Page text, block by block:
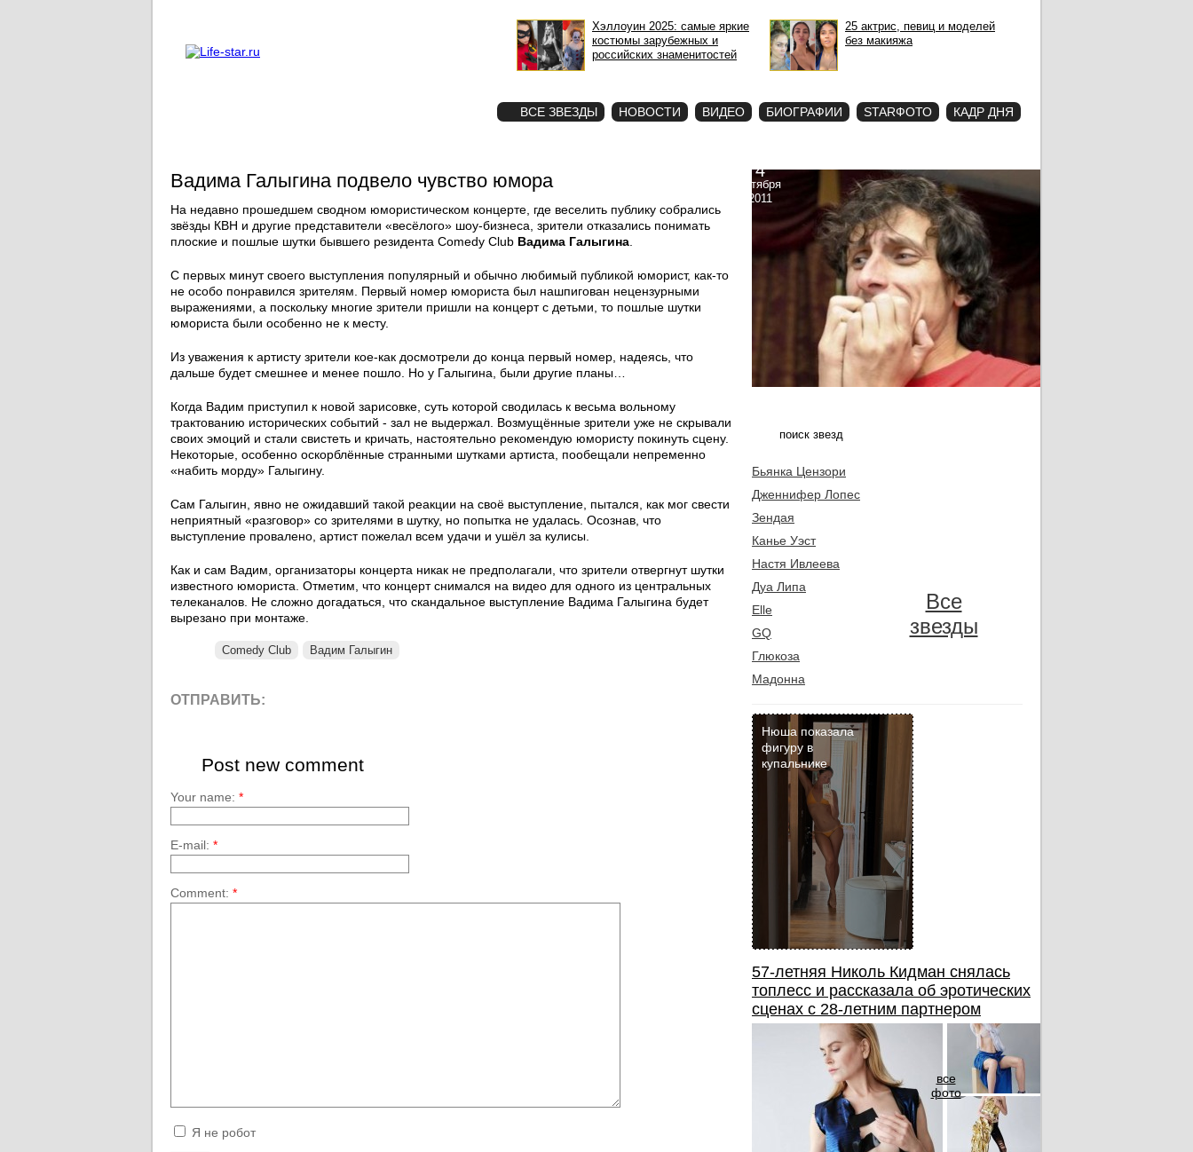
Хэллоуин 2025: самые яркие
костюмы зарубежных и
российских знаменитостей
25 актрис, певиц и моделей
без макияжа
ВСЕ ЗВЕЗДЫ НОВОСТИ ВИДЕО БИОГРАФИИ STARФОТО КАДР ДНЯ
Вадима Галыгина подвело чувство юмора
На недавно прошедшем сводном юмористическом концерте, где веселить публику собрались
звёзды КВН и другие представители «весёлого» шоу-бизнеса, зрители отказались понимать
плоские и пошлые шутки бывшего резидента Comedy Club Вадима Галыгина
С первых минут своего выступления популярный и обычно любимый публикой юморист, как-то
не особо понравился зрителям. Первый номер юмориста был нашпигован нецензурными
выражениями, а поскольку многие зрители пришли на концерт с детьми, то пошлые шутки
юмориста были особенно не к месту.
Из уважения к артисту зрители кое-как досмотрели до конца первый номер, надеясь, что
дальше будет смешнее и менее пошло. Но у Галыгина, были другие планы…
Когда Вадим приступил к новой зарисовке, суть которой сводилась к весьма вольному
трактованию исторических событий - зал не выдержал. Возмущённые зрители уже не скрывали
своих эмоций и стали свистеть и кричать, настоятельно рекомендую юмористу покинуть сцену.
Некоторые, особенно оскорблённые странными шутками артиста, пообещали непременно
«набить морду» Галыгину.
Сам Галыгин, явно не ожидавший такой реакции на своё выступление, пытался, как мог свести
неприятный «разговор» со зрителями в шутку, но попытка не удалась. Осознав, что
выступление провалено, артист пожелал всем удачи и ушёл за кулисы.
Как и сам Вадим, организаторы концерта никак не предполагали, что зрители отвергнут шутки
известного юмориста. Отметим, что концерт снимался на видео для одного из центральных
телеканалов. Не сложно догадаться, что скандальное выступление Вадима Галыгина будет
вырезано при монтаже.
Comedy Club Вадим Галыгин
ОТПРАВИТЬ:
Post new comment
Your name: *
E-mail: *
Comment: *
Я не робот
4
октября
2011
Бьянка Цензори
Дженнифер Лопес
Зендая
Канье Уэст
Настя Ивлеева
Дуа Липа
Elle
GQ
Глюкоза
Мадонна
Все
звезды
Нюша показала
фигуру в
купальнике
57-летняя Николь Кидман снялась
топлесс и рассказала об эротических
сценах с 28-летним партнером
все
фото